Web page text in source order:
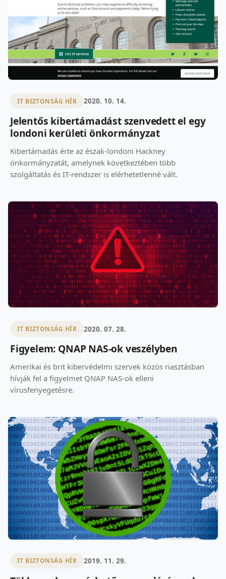
IT BIZTONSÁG HÍR 2020. 10. 14.
Jelentős kibertámadást szenvedett el egy
londoni kerületi önkormányzat
Kibertámadás érte az észak-londoni Hackney
önkormányzatát, amelynek következtében több
szolgáltatás és IT-rendszer is elérhetetlenné vált.
IT BIZTONSÁG HÍR 2020. 07. 28.
Figyelem: QNAP NAS-ok veszélyben
Amerikai és brit kibervédelmi szervek közös riasztásban
hívják fel a figyelmet QNAP NAS-ok elleni
vírusfenyegetésre.
IT BIZTONSÁG HÍR 2019. 11. 29.